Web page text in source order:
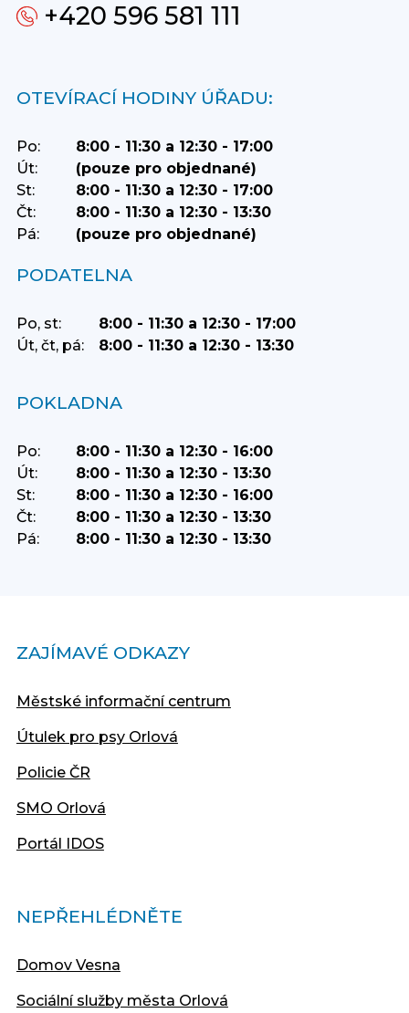
+420 596 581 111
OTEVÍRACÍ HODINY ÚŘADU:
Po:
8:00 - 11:30 a 12:30 - 17:00
Út:
(pouze pro objednané)
St:
8:00 - 11:30 a 12:30 - 17:00
Čt:
8:00 - 11:30 a 12:30 - 13:30
Pá:
(pouze pro objednané)
PODATELNA
Po, st:
8:00 - 11:30 a 12:30 - 17:00
Út, čt, pá:
8:00 - 11:30 a 12:30 - 13:30
POKLADNA
Po:
8:00 - 11:30 a 12:30 - 16:00
Út:
8:00 - 11:30 a 12:30 - 13:30
St:
8:00 - 11:30 a 12:30 - 16:00
Čt:
8:00 - 11:30 a 12:30 - 13:30
Pá:
8:00 - 11:30 a 12:30 - 13:30
ZAJÍMAVÉ ODKAZY
Městské informační centrum
Útulek pro psy Orlová
Policie ČR
SMO Orlová
Portál IDOS
NEPŘEHLÉDNĚTE
Domov Vesna
Sociální služby města Orlová